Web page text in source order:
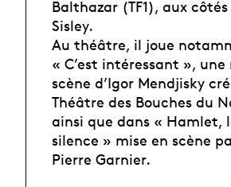
Balthazar (TF1), aux côtés
Sisley.
Au théâtre, il joue
« C’est intéressant », une
scène d’Igor Mendjisky
Théâtre des Bouches du
ainsi que dans « Hamlet,
silence » mise en scène
Pierre Garnier.